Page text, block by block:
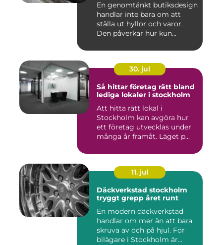
En genomtänkt butiksdesign
handlar inte bara om att
ställa ut hyllor och varor.
Den påverkar hur kun...
30. jul
Så hittar företag rätt bland
lediga lokaler i stockholm
Att hitta rätt lokal i
Stockholm kan avgöra hur
ett företag utvecklas under
många år framåt. Läget p...
11. jul
Däckverkstad stockholm
tryggt grepp året runt
En modern däckverkstad
handlar om mer än att bara
skruva av och på hjul. För
bilägare i Stockholm är...